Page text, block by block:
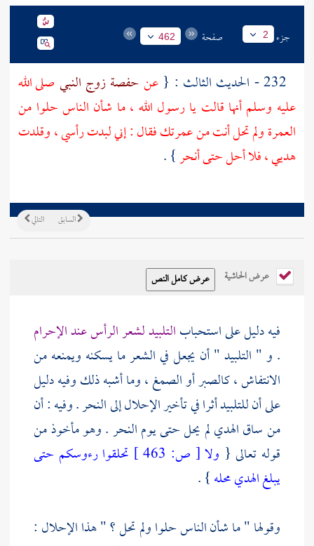
جزء 2 صفحة 462
عن حفصة زوج النبي صلى الله
عليه وسلم أنها قالت يا رسول الله ، ما شأن الناس حلوا من
العمرة ولم تحل أنت من عمرتك فقال : إني لبدت رأسي ، وقلدت
هديي ، فلا أحل حتى أنحر} .
التالي السابق
عرض الحاشية
فيه دليل على استحبابالتلبيد لشعر الرأس عند الإحرام
. و " التلبيد " أن يجعل في الشعر ما يسكنه ويمنعه من
الانتفاش ، كالصبر أو الصمغ ، وما أشبه ذلك وفيه دليل
على أن للتلبيد أثرا في تأخير الإحلال إلى النحر . وفيه : أن
من ساق الهدي لم يحل حتى يوم النحر . وهو مأخوذ من
قوله تعالى { ولا[ ص:
تحلقوا رءوسكم حتى
يبلغ الهدي محله} .
وقولها " ما شأن الناس حلوا ولم تحل ؟ " هذا الإحلال :